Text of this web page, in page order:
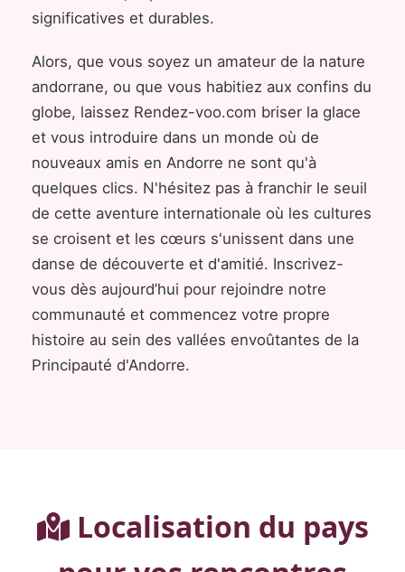
significatives et durables.
Alors, que vous soyez un amateur de la nature
andorrane, ou que vous habitiez aux confins du
globe, laissez Rendez-voo.com briser la glace
et vous introduire dans un monde où de
nouveaux amis en Andorre ne sont qu'à
quelques clics. N'hésitez pas à franchir le seuil
de cette aventure internationale où les cultures
se croisent et les cœurs s'unissent dans une
danse de découverte et d'amitié. Inscrivez-
vous dès aujourd’hui pour rejoindre notre
communauté et commencez votre propre
histoire au sein des vallées envoûtantes de la
Principauté d'Andorre.
Localisation du pays